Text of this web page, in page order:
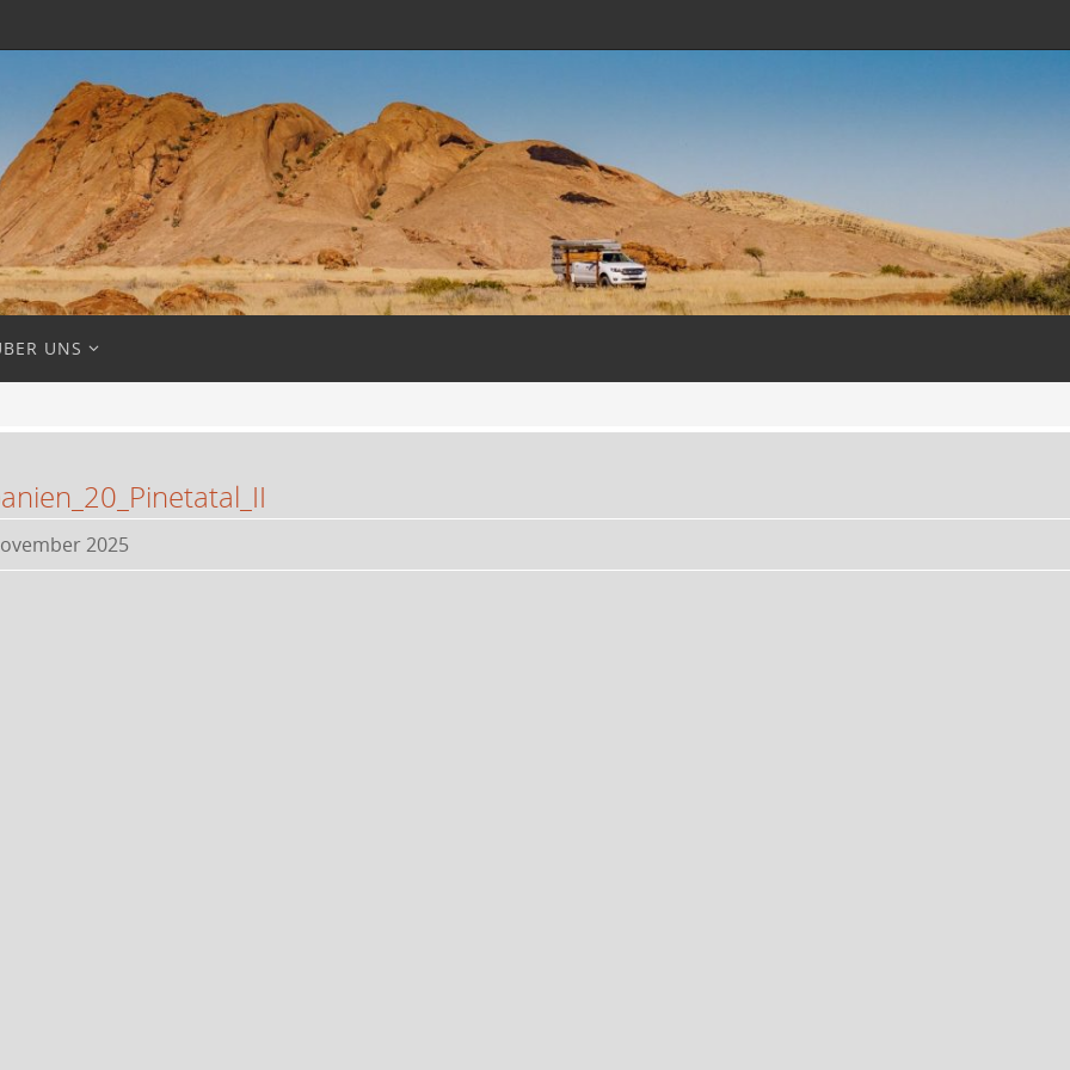
UNS
2025